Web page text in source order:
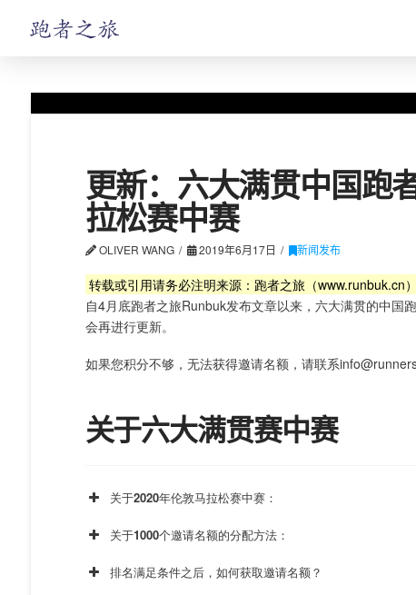
更新：六大满贯中国跑
拉松赛中赛
OLIVER WANG 2019年6月17日 新闻发布
转载或引用请务必注明来源：跑者之旅（www.runbuk.cn）
自4月底跑者之旅Runbuk发布文章以来，六大满贯的中国
会再进行更新。
如果您积分不够，无法获得邀请名额，请联系
关于六大满贯赛中赛
关于2020年伦敦马拉松赛中赛：
关于1000个邀请名额的分配方法：
排名满足条件之后，如何获取邀请名额？